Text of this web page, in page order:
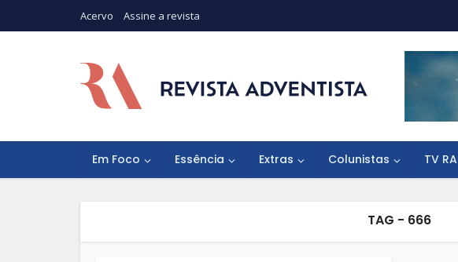
Acervo Assine a revista
Em Foco Essência Extras Colunistas TV RA
TAG - 666